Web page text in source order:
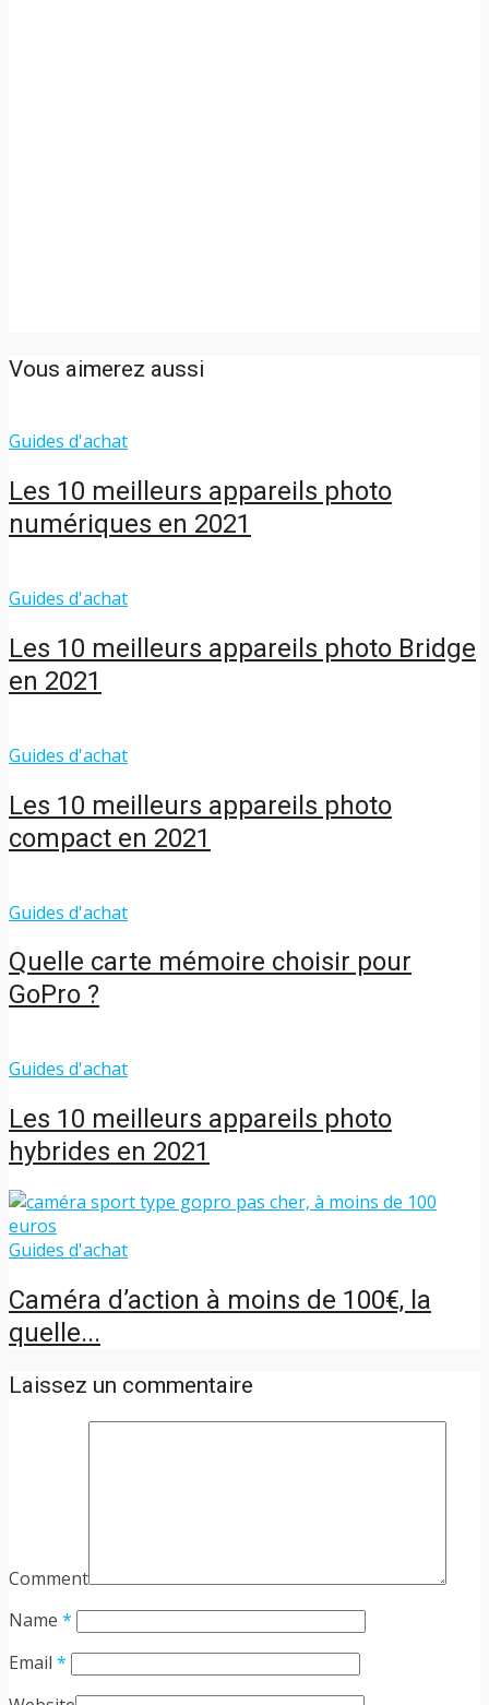
Vous aimerez aussi
Guides d'achat
Les 10 meilleurs appareils photo
numériques en 2021
Guides d'achat
Les 10 meilleurs appareils photo Bridge
en 2021
Guides d'achat
Les 10 meilleurs appareils photo
compact en 2021
Guides d'achat
Quelle carte mémoire choisir pour
GoPro ?
Guides d'achat
Les 10 meilleurs appareils photo
hybrides en 2021
Guides d'achat
Caméra d’action à moins de 100€, la
quelle...
Laissez un commentaire
Comment
Name *
Email *